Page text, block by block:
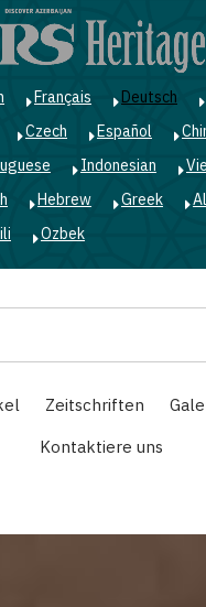
Français Deutsch
Czech Español
Indonesian
Hebrew Greek
Ozbek
Zeitschriften
Kontaktiere uns